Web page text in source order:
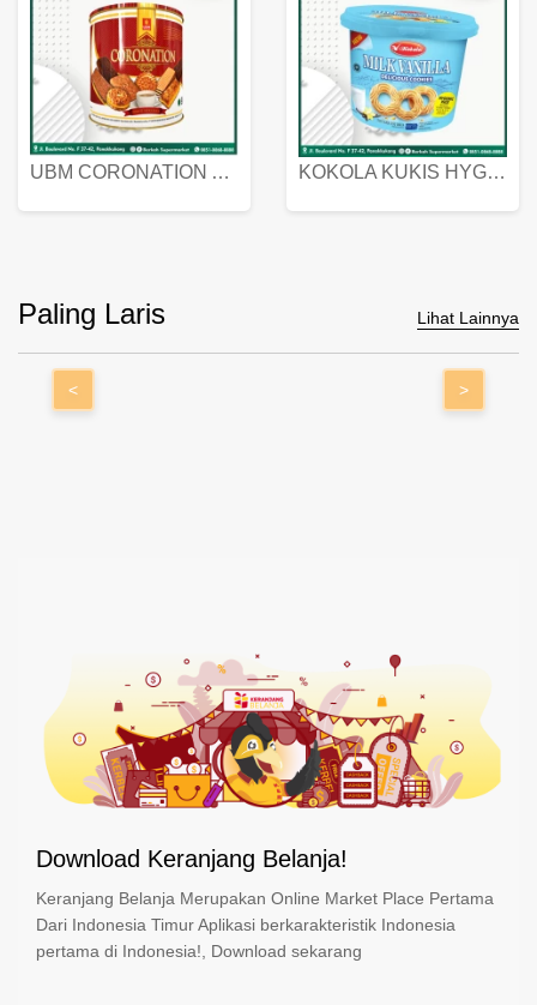
UBM CORONATION ASSORTED BISKUIT KALENG 450 GRAM KOKOLA KUKIS HYGIENIC MILK VANILLA PACK 320 GR
Paling Laris Lihat Lainnya
< >
Download Keranjang Belanja!
Keranjang Belanja Merupakan Online Market Place Pertama
Dari Indonesia Timur Aplikasi berkarakteristik Indonesia
pertama di Indonesia!, Download sekarang